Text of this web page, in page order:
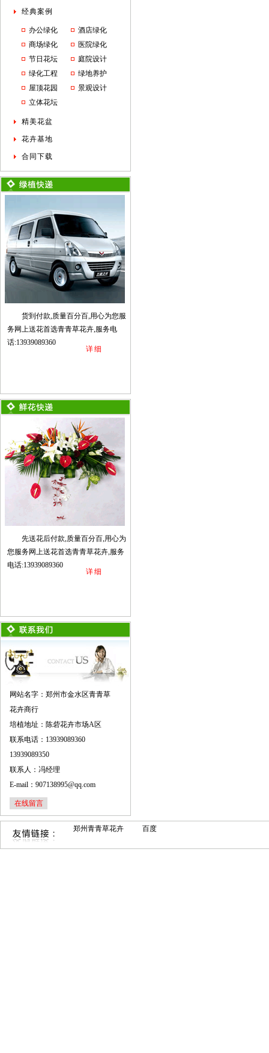
经典案例
办公绿化
酒店绿化
商场绿化
医院绿化
节日花坛
庭院设计
绿化工程
绿地养护
屋顶花园
景观设计
立体花坛
精美花盆
花卉基地
合同下载
货到付款,质量百分百,用心为您服
务网上送花首选青青草花卉,服务电
话:13939089360
详细
先送花后付款,质量百分百,用心为
您服务网上送花首选青青草花卉,服务
电话:13939089360
详细
网站名字：郑州市金水区青青草
花卉商行
培植地址：陈砦花卉市场A区
联系电话：13939089360
13939089350
联系人：冯经理
E-mail：907138995@qq.com
在线留言
郑州青青草花卉 百度